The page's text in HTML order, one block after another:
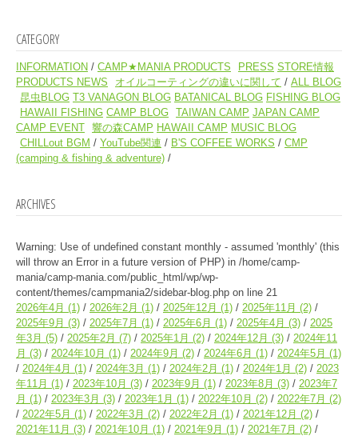
CATEGORY
INFORMATION CAMP★MANIA PRODUCTS PRESS STORE情報
PRODUCTS NEWS
オイルコーティングの違いに関して
ALL BLOG
昆虫BLOG T3 VANAGON BLOG BATANICAL BLOG FISHING BLOG
HAWAII FISHING CAMP BLOG TAIWAN CAMP JAPAN CAMP
CAMP EVENT 響の森CAMP HAWAII CAMP MUSIC BLOG
CHILLout BGM
YouTube関連 B'S COFFEE WORKS
CMP
(camping & fishing & adventure)
ARCHIVES
Warning: Use of undefined constant monthly - assumed 'monthly' (this
will throw an Error in a future version of PHP) in /home/camp-
mania/camp-mania.com/public_html/wp/wp-
content/themes/campmania2/sidebar-blog.php on line 21
2026年4月 (1) 2026年2月 (1) 2025年12月 (1) 2025年11月 (2)
2025年9月 (3) 2025年7月 (1) 2025年6月 (1) 2025年4月 (3)
2025
年3月 (5) 2025年2月 (7) 2025年1月 (2) 2024年12月 (3)
2024年11
月 (3) 2024年10月 (1) 2024年9月 (2) 2024年6月 (1) 2024年5月 (1)
2024年4月 (1) 2024年3月 (1) 2024年2月 (1) 2024年1月 (2)
2023
年11月 (1) 2023年10月 (3) 2023年9月 (1) 2023年8月 (3)
2023年7
月 (1) 2023年3月 (3) 2023年1月 (1) 2022年10月 (2) 2022年7月 (2)
2022年5月 (1) 2022年3月 (2) 2022年2月 (1) 2021年12月 (2)
2021年11月 (3) 2021年10月 (1) 2021年9月 (1) 2021年7月 (2)